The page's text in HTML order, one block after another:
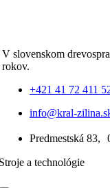
V slovenskom
rokov.
+421 41 72 411
info@kral-
Predmestská 83,
a technológie